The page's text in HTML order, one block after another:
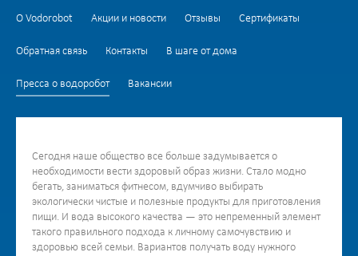
О Vodorobot Акции и новости Отзывы Сертификаты
Обратная связь Контакты В шаге от дома
Пресса о водоробот Вакансии
Сегодня наше общество все больше задумывается о
необходимости вести здоровый образ жизни. Стало модно
бегать, заниматься фитнесом, вдумчиво выбирать
экологически чистые и полезные продукты для приготовления
пищи. И вода высокого качества — это непременный элемент
такого правильного подхода к личному самочувствию и
здоровью всей семьи. Вариантов получать воду нужного